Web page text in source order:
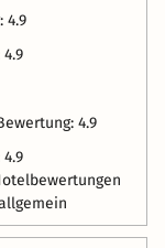
4.9
4.9